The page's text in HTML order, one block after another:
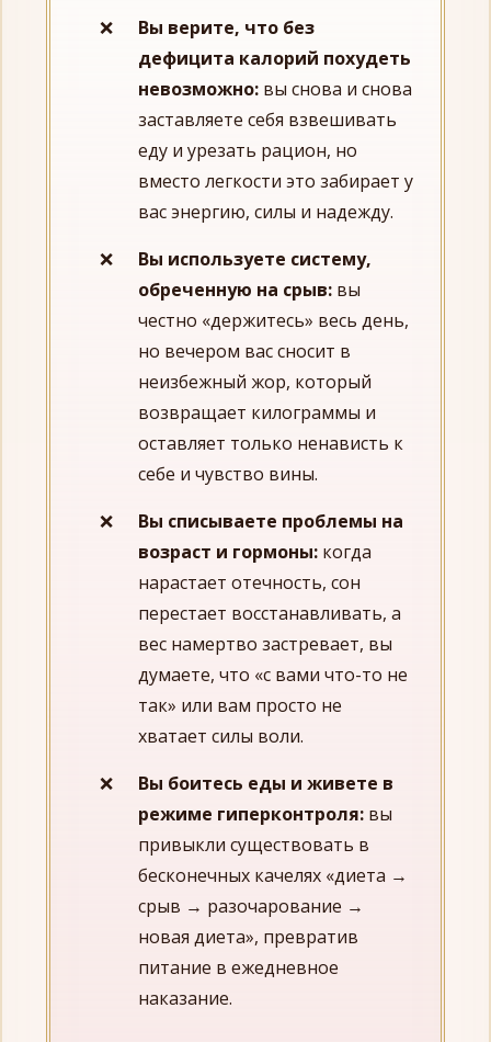
Вы верите, что без
дефицита калорий похудеть
невозможно: вы снова и снова
заставляете себя взвешивать
еду и урезать рацион, но
вместо легкости это забирает у
вас энергию, силы и надежду.
Вы используете систему,
обреченную на срыв: вы
честно «держитесь» весь день,
но вечером вас сносит в
неизбежный жор, который
возвращает килограммы и
оставляет только ненависть к
себе и чувство вины.
Вы списываете проблемы на
возраст и гормоны: когда
нарастает отечность, сон
перестает восстанавливать, а
вес намертво застревает, вы
думаете, что «с вами что-то не
так» или вам просто не
хватает силы воли.
Вы боитесь еды и живете в
режиме гиперконтроля: вы
привыкли существовать в
бесконечных качелях «диета →
срыв → разочарование →
новая диета», превратив
питание в ежедневное
наказание.